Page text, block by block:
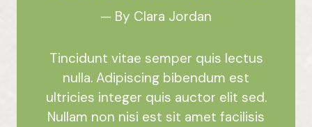
— By Clara Jordan
Tincidunt vitae semper quis lectus
nulla. Adipiscing bibendum est
ultricies integer quis auctor elit sed.
Nullam non nisi est sit amet facilisis